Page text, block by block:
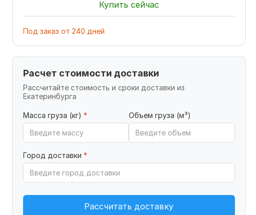
Купить сейчас
Под заказ от 240 дней
Расчет стоимости доставки
Рассчитайте стоимость и сроки доставки из
Екатеринбурга
Масса груза (кг) * Объем груза (м³)
Город доставки *
Рассчитать доставку